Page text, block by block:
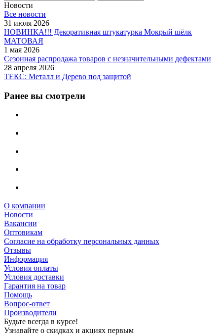
Новости
Все новости
31 июля 2026
НОВИНКА!!! Декоративная штукатурка Мокрый шёлк
МАТОВАЯ
1 мая 2026
Сезонная распродажа товаров с незначительными дефектами
28 апреля 2026
ТЕКС: Металл и Дерево под защитой
Ранее вы смотрели
О компании
Новости
Вакансии
Оптовикам
Cогласие на обработку персональных данных
Отзывы
Информация
Условия оплаты
Условия доставки
Гарантия на товар
Помощь
Вопрос-ответ
Производители
Будьте всегда в курсе!
Узнавайте о скидках и акциях первым